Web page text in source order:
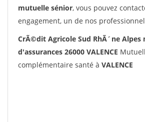
mutuelle sénior, vous pouvez
engagement, un de nos
CrÃ©dit Agricole Sud RhÃ´ne Alpes
d'assurances 26000 VALENCE
complémentaire santé à VALENCE